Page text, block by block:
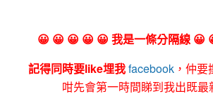
😀 😀 😀 😀 😀 我是一條分隔線 😀
記得同時要like埋我facebook ，仲要
咁先會第一時間睇到我出既最